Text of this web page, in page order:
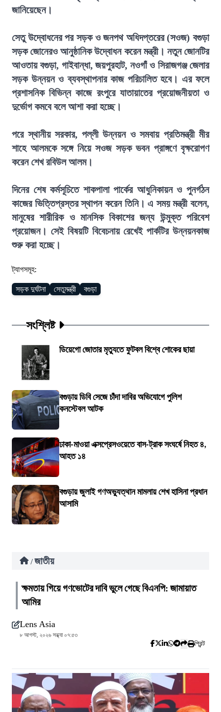
জানিয়েছেন।
সেতু উদ্বোধনের পর সড়ক ও জনপথ অধিদপ্তরের (সওজ) বগুড়া
সড়ক জোনেরও আনুষ্ঠানিক উদ্বোধন করেন মন্ত্রী। নতুন জোনটির
আওতায় বগুড়া, গাইবান্ধা, জয়পুরহাট, নওগাঁ ও সিরাজগঞ্জ জেলার
সড়ক উন্নয়ন ও ব্যবস্থাপনার কাজ পরিচালিত হবে। এর ফলে
প্রশাসনিক বিভিন্ন কাজে রংপুরে যাতায়াতের প্রয়োজনীয়তা ও
দুর্ভোগ কমবে বলে আশা করা হচ্ছে।
পরে স্থানীয় সরকার, পল্লী উন্নয়ন ও সমবায় প্রতিমন্ত্রী মীর
শাহে আলমকে সঙ্গে নিয়ে সওজ সড়ক ভবন প্রাঙ্গণে বৃক্ষরোপণ
করেন শেখ রবিউল আলম।
দিনের শেষ কর্মসূচিতে শাকপালা পার্কের আধুনিকায়ন ও পুনর্গঠন
কাজের ভিত্তিপ্রস্তর স্থাপন করেন তিনি। এ সময় মন্ত্রী বলেন,
মানুষের শারীরিক ও মানসিক বিকাশের জন্য উন্মুক্ত পরিবেশ
প্রয়োজন। সেই বিষয়টি বিবেচনায় রেখেই পার্কটির উন্নয়নকাজ
শুরু করা হচ্ছে।
ট্যাগসমূহ:
সড়ক দুর্ঘটনা সেতুমন্ত্রী বগুড়া
সংশ্লিষ্ট
ডিয়েগো জোতার মৃত্যুতে ফুটবল বিশ্বে শোকের ছায়া
বগুড়ায় ডিবি সেজে চাঁদা দাবির অভিযোগে পুলিশ
কনস্টেবল আটক
ঢাকা-মাওয়া এক্সপ্রেসওয়েতে বাস-ট্রাক সংঘর্ষে নিহত ৪,
আহত ১৪
বগুড়ায় জুলাই গণঅভ্যুত্থান মামলায় শেখ হাসিনা প্রধান
আসামি
/ জাতীয়
ক্ষমতায় গিয়ে গণভোটের দাবি ভুলে গেছে বিএনপি: জামায়াত
আমির
Lens Asia
৮ আগস্ট, ২০২৬ সন্ধ্যা ০৭:৫৩
প্রিন্ট